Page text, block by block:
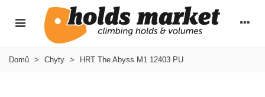
Domů > Chyty > HRT The Abyss M1 12403 PU